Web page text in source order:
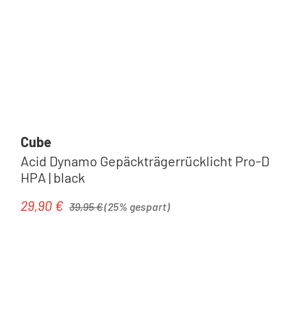
Cube
Acid Dynamo Gepäckträgerrücklicht Pro-D
HPA | black
Verkaufspreis:
29,90 € Regulärer Preis:
39,95 €(25% gespart)